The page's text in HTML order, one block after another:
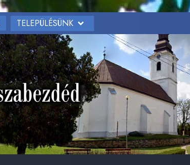
TELEPÜLÉSÜNK